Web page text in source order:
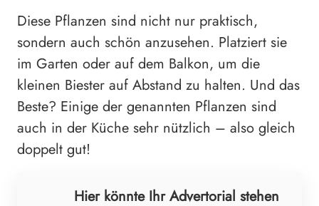
Diese Pflanzen sind nicht nur praktisch,
sondern auch schön anzusehen. Platziert sie
im Garten oder auf dem Balkon, um die
kleinen Biester auf Abstand zu halten. Und das
Beste? Einige der genannten Pflanzen sind
auch in der Küche sehr nützlich – also gleich
doppelt gut!
Hier könnte Ihr Advertorial stehen